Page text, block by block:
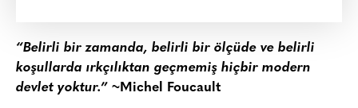
“Belirli bir zamanda, belirli bir ölçüde ve belirli
koşullarda ırkçılıktan geçmemiş hiçbir modern
devlet yoktur.” ~Michel Foucault